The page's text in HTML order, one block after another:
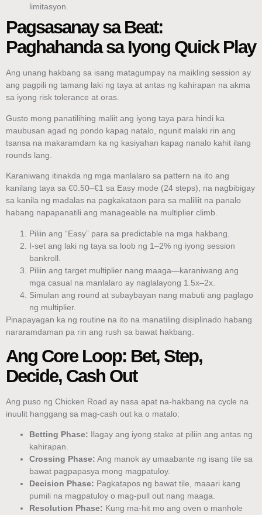
limitasyon.
Pagsasanay sa Beat:
Paghahanda sa Iyong Quick Play
Ang unang hakbang sa isang matagumpay na maikling session ay
ang pagpili ng tamang laki ng taya at antas ng kahirapan na akma
sa iyong risk tolerance at oras.
Gusto mong panatilihing maliit ang iyong taya para hindi ka
maubusan agad ng pondo kapag natalo, ngunit malaki rin ang
tsansa na makaramdam ka ng kasiyahan kapag nanalo kahit ilang
rounds lang.
Karaniwang itinakda ng mga manlalaro sa pattern na ito ang
kanilang taya sa €0.50–€1 sa Easy mode (24 steps), na nagbibigay
sa kanila ng madalas na pagkakataon para sa maliliit na panalo
habang napapanatili ang manageable na multiplier climb.
Piliin ang “Easy” para sa predictable na mga hakbang.
I-set ang laki ng taya sa loob ng 1–2% ng iyong session
bankroll.
Piliin ang target multiplier nang maaga—karaniwang ang
mga casual na manlalaro ay naglalayong 1.5x–2x.
Simulan ang round at subaybayan nang mabuti ang paglago
ng multiplier.
Pinapayagan ka ng routine na ito na manatiling disiplinado habang
nararamdaman pa rin ang rush sa bawat hakbang.
Ang Core Loop: Bet, Step,
Decide, Cash Out
Ang puso ng Chicken Road ay nasa apat na‑hakbang na cycle na
inuulit hanggang sa mag-cash out ka o matalo:
Betting Phase: Ilagay ang iyong stake at piliin ang antas ng
kahirapan.
Crossing Phase: Ang manok ay umaabante ng isang tile sa
bawat pagpapasya mong magpatuloy.
Decision Phase: Pagkatapos ng bawat tile, maaari kang
pumili na magpatuloy o mag-pull out nang maaga.
Resolution Phase: Kung ma-hit mo ang oven o manhole